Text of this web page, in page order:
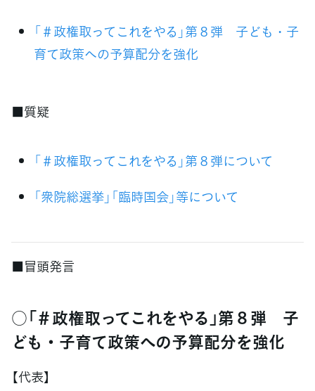
「＃政権取ってこれをやる」第８弾 子ども・子
育て政策への予算配分を強化
■質疑
「＃政権取ってこれをやる」第８弾について
「衆院総選挙」「臨時国会」等について
■冒頭発言
○「＃政権取ってこれをやる」第８弾 子
ども・子育て政策への予算配分を強化
【代表】